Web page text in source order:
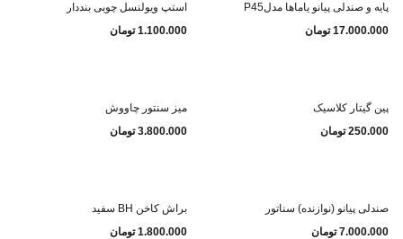
پایه و صندلی پیانو یاماها مدلP45
17.000.000 تومان
استپ ویولنسل چوبی بنددار
1.100.000 تومان
پین گیتار کلاسیک
250.000 تومان
میز سنتور چاووش
3.800.000 تومان
صندلی پیانو (نوازنده) سناتور
7.000.000 تومان
براش کاخن BH سفید
1.800.000 تومان